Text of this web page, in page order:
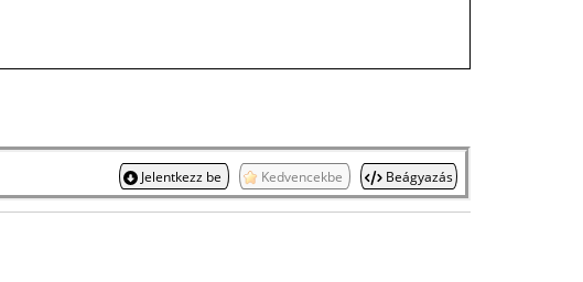
Jelentkezz be Kedvencekbe Beágyazás